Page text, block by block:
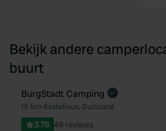
Bekijk andere
buurt
Boek direct
BurgStadt Camping
15 km•Kastellaun, Duitsland
3.78 49 reviews